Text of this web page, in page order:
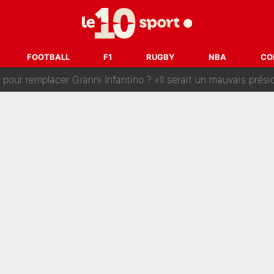
FOOTBALL F1 RUGBY NBA
: La photo qui met fin au transfert de l’été !
officialisent enfin leur couple : La photo qui enflamme
Gianni Infantino ? «Il serait un mauvais président», le patron